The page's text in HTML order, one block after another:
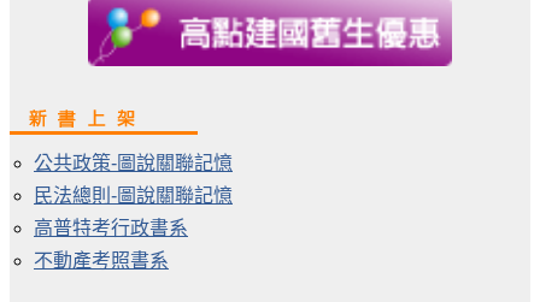
公共政策-圖說關聯記憶
民法總則-圖說關聯記憶
高普特考行政書系
不動產考照書系